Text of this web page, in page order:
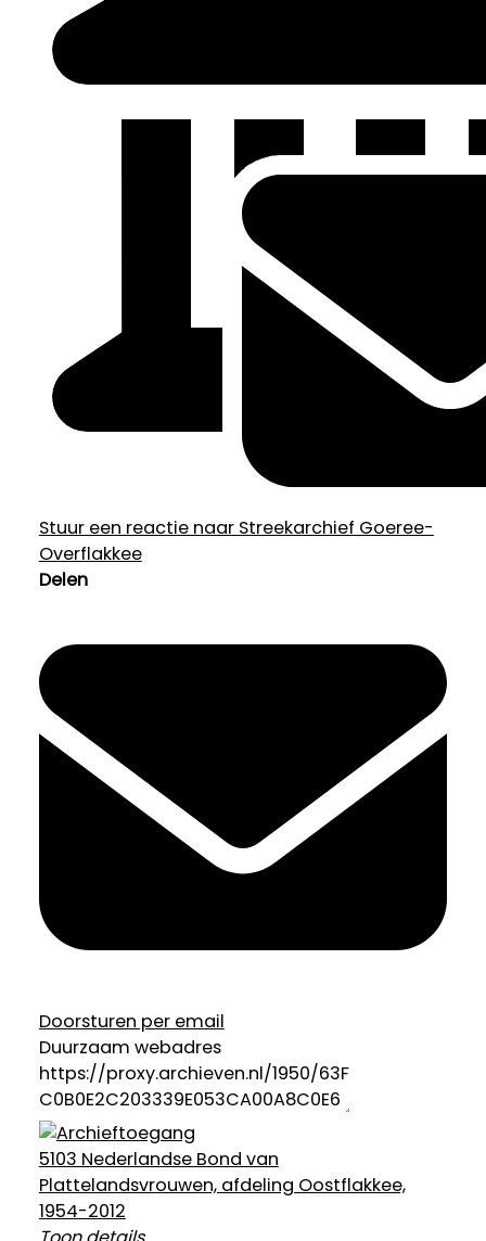
Stuur een reactie naar Streekarchief Goeree-
Overflakkee
Delen
Doorsturen per email
Duurzaam webadres
5103 Nederlandse Bond van
Plattelandsvrouwen, afdeling Oostflakkee,
1954-2012